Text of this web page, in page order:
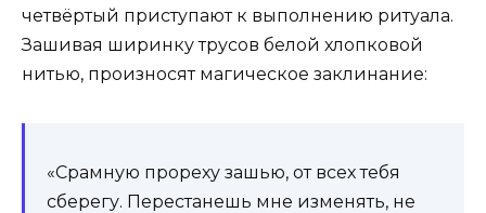
четвёртый приступают к выполнению ритуала.
Зашивая ширинку трусов белой хлопковой
нитью, произносят магическое заклинание:
«Срамную прореху зашью, от всех тебя
сберегу. Перестанешь мне изменять, не